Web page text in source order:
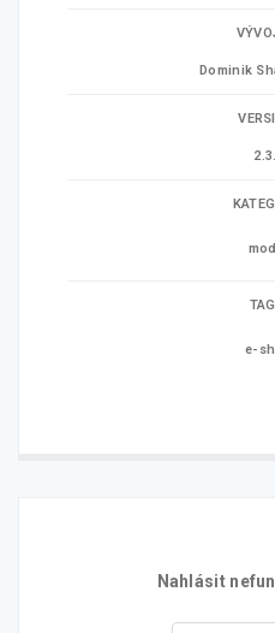
Dominik
e-
Nahlásit